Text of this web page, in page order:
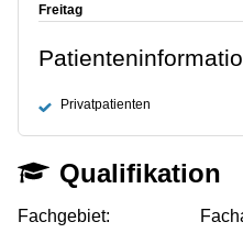
Freitag
Privatpatienten
Qualifikation
Fachgebiet: